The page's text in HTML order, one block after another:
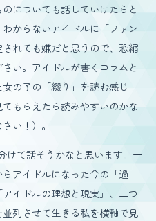
についても話していけたらと
からないアイドルに「ファン
れても嫌だと思うので、恐縮
い。アイドルが書くコラムと
の子の「綴り」を読む感じ
もらえたら読みやすいのかな
い！）。
けて話そうかなと思います。一
アイドルになった今の「過
イドルの理想と現実」、二つ
列させて生きる私を横軸で見